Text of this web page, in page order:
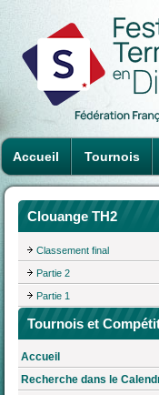
Accueil Tournois
Clouange TH2
Classement final
Partie 2
Partie 1
Tournois et
Accueil
Recherche dans le